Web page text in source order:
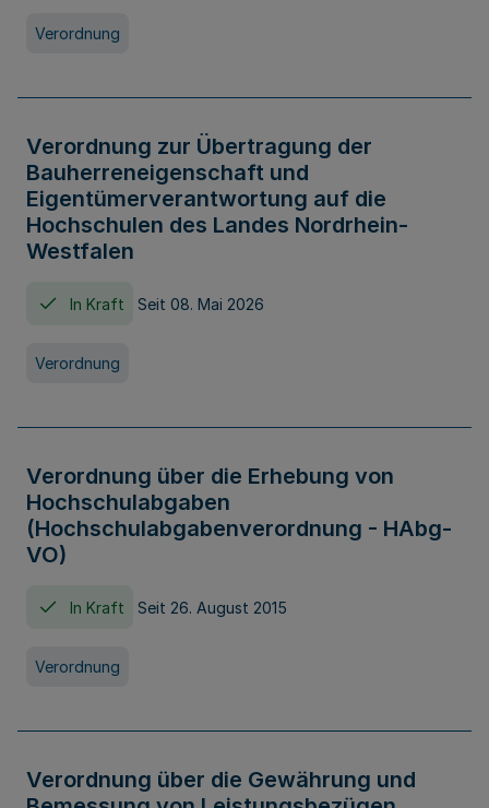
Verordnung
Verordnung zur Übertragung der
Bauherreneigenschaft und
Eigentümerverantwortung auf die
Hochschulen des Landes Nordrhein-
Westfalen
In Kraft Seit 08. Mai 2026
Verordnung
Verordnung über die Erhebung von
Hochschulabgaben
(Hochschulabgabenverordnung - HAbg-
VO)
In Kraft Seit 26. August 2015
Verordnung
Verordnung über die Gewährung und